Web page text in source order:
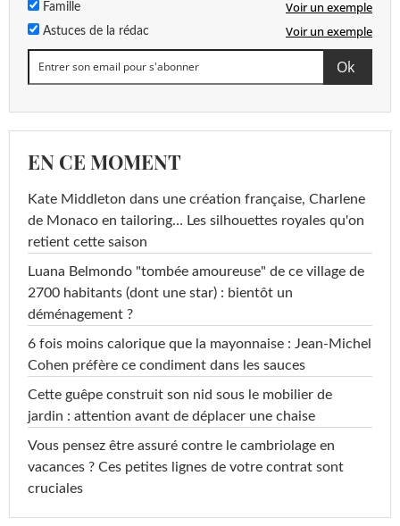
Famille Voir un exemple
Astuces de la rédac Voir un exemple
EN CE MOMENT
Kate Middleton dans une création française, Charlene
de Monaco en tailoring… Les silhouettes royales qu'on
retient cette saison
Luana Belmondo "tombée amoureuse" de ce village de
2700 habitants (dont une star) : bientôt un
déménagement ?
6 fois moins calorique que la mayonnaise : Jean-Michel
Cohen préfère ce condiment dans les sauces
Cette guêpe construit son nid sous le mobilier de
jardin : attention avant de déplacer une chaise
Vous pensez être assuré contre le cambriolage en
vacances ? Ces petites lignes de votre contrat sont
cruciales